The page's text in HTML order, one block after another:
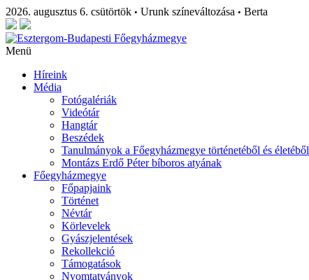
2026. augusztus 6. csütörtök • Urunk színeváltozása • Berta
Menü
Híreink
Média
Fotógalériák
Videótár
Hangtár
Beszédek
Tanulmányok a Főegyházmegye történetéből és életéből
Montázs Erdő Péter bíboros atyának
Főegyházmegye
Főpapjaink
Történet
Névtár
Körlevelek
Gyászjelentések
Rekollekció
Támogatások
Nyomtatványok